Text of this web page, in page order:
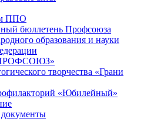
ППО
бюллетень Профсоюза
образования и науки
ПРОФСОЮЗ»
творчества «Грани
«Юбилейный»